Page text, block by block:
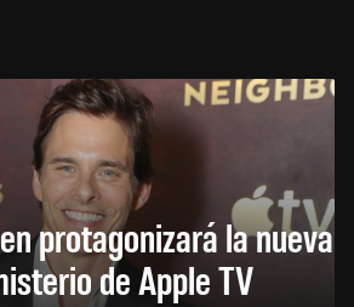
protagonizará la nueva
de Apple TV